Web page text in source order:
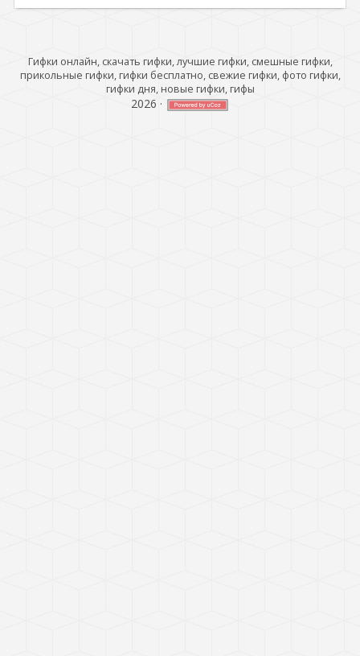
Гифки онлайн, скачать гифки, лучшие гифки, смешные гифки,
прикольные гифки, гифки бесплатно, свежие гифки, фото гифки,
гифки дня, новые гифки, гифы
2026 ·